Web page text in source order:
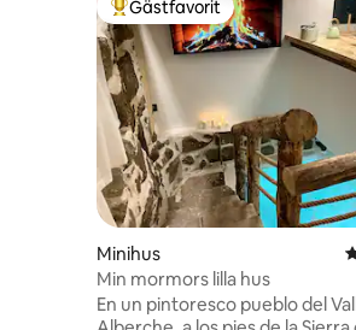
Populär gästfavorit
Gästfavorit
Minihus
Min mormors lilla hus
En un pintoresco pueblo del